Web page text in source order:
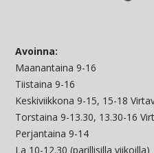
Avoinna:
Maanantaina 9-16
Tiistaina 9-16
Keskiviikkona 9-15, 15-18
Torstaina 9-13.30, 13.30-16
Perjantaina 9-14
La 10-12.30 (parillisilla viikoilla)